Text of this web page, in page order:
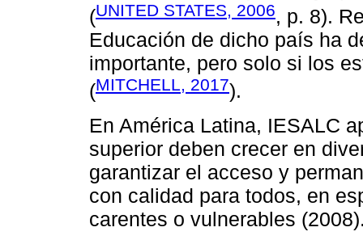
(UNITED STATES, 2006, p. 8).
Educación de dicho país ha
importante, pero solo si los
(MITCHELL, 2017).
En América Latina, IESALC
superior deben crecer en
garantizar el acceso y
con calidad para todos, en
carentes o vulnerables